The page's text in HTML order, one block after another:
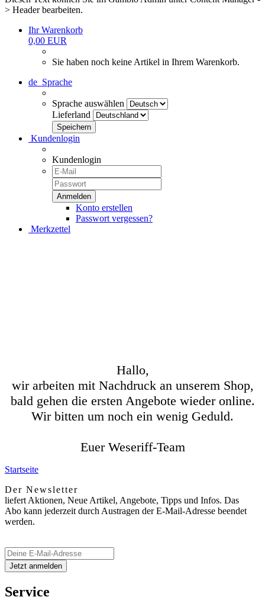
> Header bearbeiten.
Ihr Warenkorb
0,00 EUR
Sie haben noch keine Artikel in Ihrem Warenkorb.
de Sprache
Sprache auswählen
Lieferland
Kundenlogin
Kundenlogin
Konto erstellen
Passwort vergessen?
Merkzettel
Hallo,
wir arbeiten mit Nachdruck an unserem Shop,
bald gehen die ersten Angebote wieder online.
Wir bitten um noch ein wenig Geduld.
Euer Weseriff-Team
Startseite
Der Newsletter
liefert Aktionen, Neue Artikel, Angebote, Tipps und Infos. Das
Abo kann jederzeit durch Austragen der E-Mail-Adresse beendet
werden.
Service